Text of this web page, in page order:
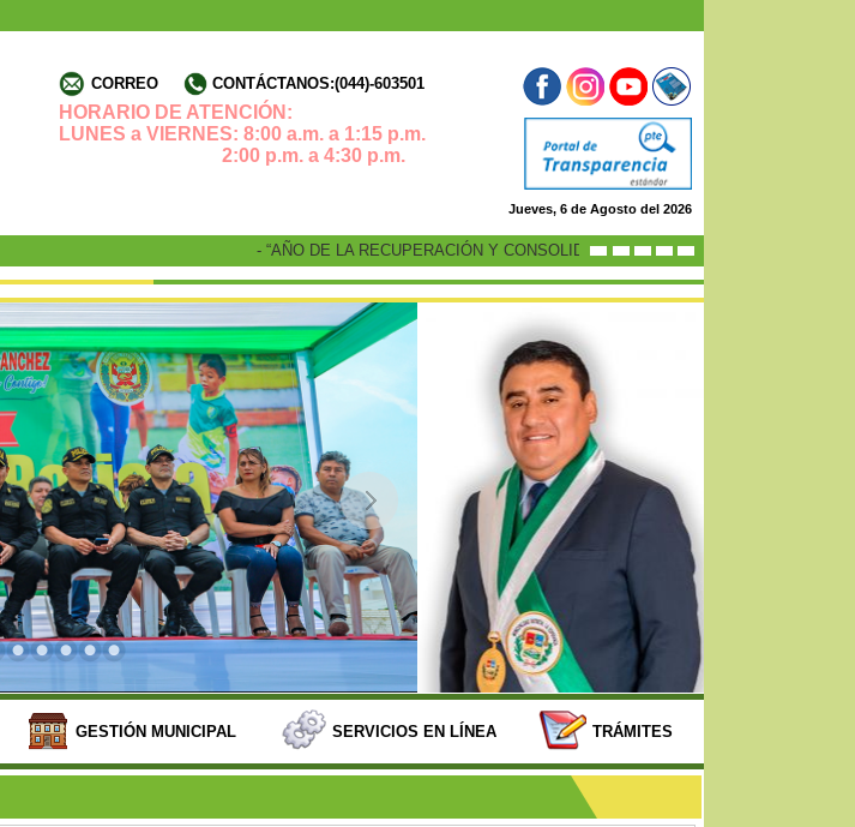
CORREO CONTÁCTANOS:(044)-603501
HORARIO DE ATENCIÓN:
LUNES a VIERNES: 8:00 a.m. a 1:15 p.m.
2:00 p.m. a 4:30 p.m.
Jueves, 6 de Agosto del 2026
- “AÑO DE LA RECUPERACIÓN Y CONSOLIDACIÓN DE LA ECONOMÍA PERUANA”
GESTIÓN MUNICIPAL SERVICIOS EN LÍNEA TRÁMITES